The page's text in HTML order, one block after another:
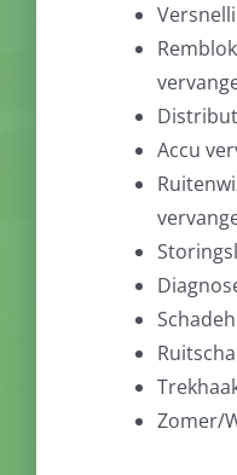
Accu
Zomer/